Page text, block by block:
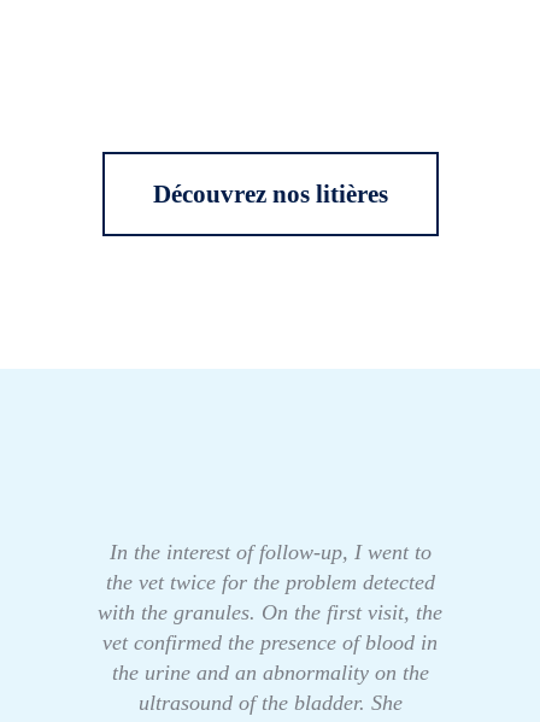
Découvrez nos litières
In the interest of follow-up, I went to
the vet twice for the problem detected
with the granules. On the first visit, the
vet confirmed the presence of blood in
the urine and an abnormality on the
ultrasound of the bladder. She